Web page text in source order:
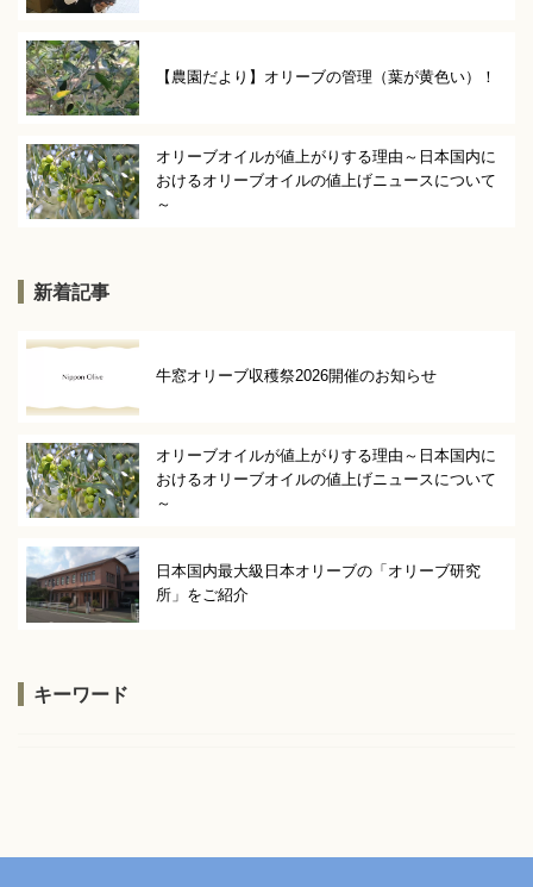
【農園だより】オリーブの管理（葉が黄色い）！
オリーブオイルが値上がりする理由～日本国内に
おけるオリーブオイルの値上げニュースについて
～
新着記事
牛窓オリーブ収穫祭2026開催のお知らせ
オリーブオイルが値上がりする理由～日本国内に
おけるオリーブオイルの値上げニュースについて
～
日本国内最大級日本オリーブの「オリーブ研究
所」をご紹介
キーワード